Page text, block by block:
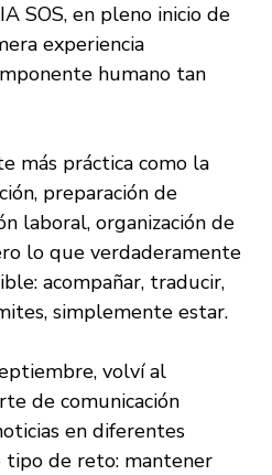
SOS, en pleno inicio de
experiencia
humano tan
más práctica como la
preparación de
laboral, organización de
lo que verdaderamente
acompañar, traducir,
simplemente estar.
volví al
de comunicación
en diferentes
tipo de reto: mantener